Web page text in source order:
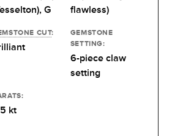
G
flawless)
CUT:
GEMSTONE
SETTING:
6-piece claw
setting
kt